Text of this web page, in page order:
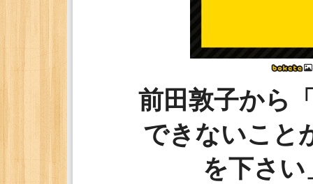
前田敦子から
できないこと
を下さ